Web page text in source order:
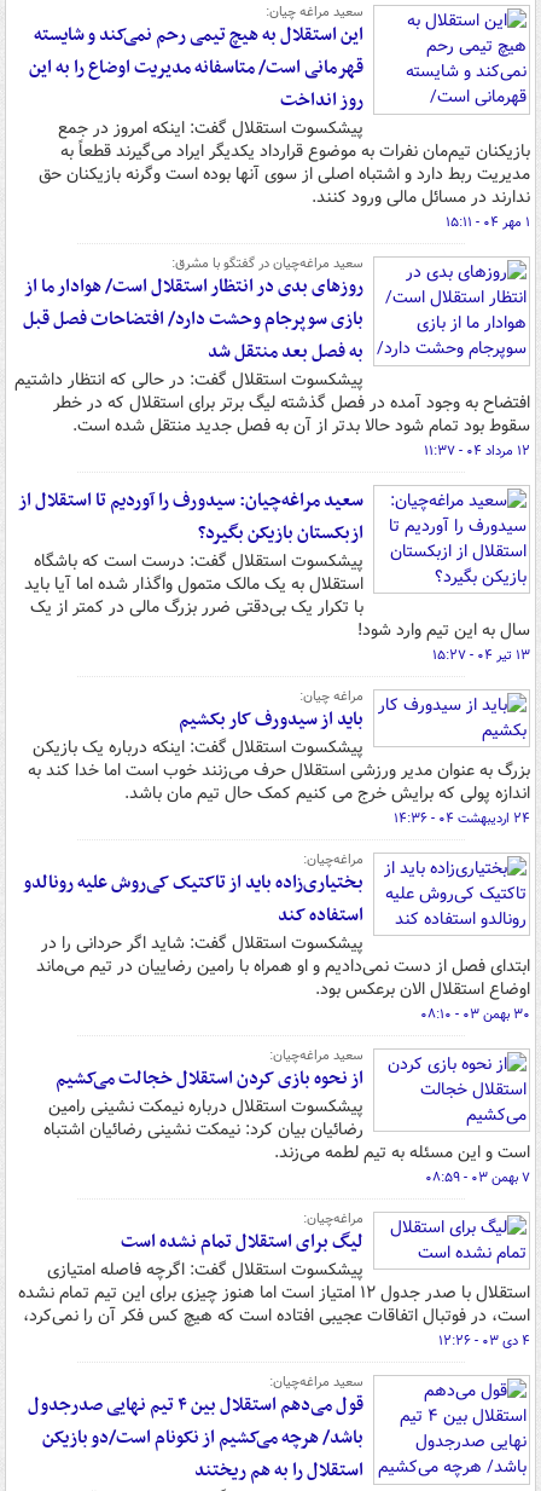
سعید مراغه چیان:
این استقلال به هیچ تیمی رحم نمی‌کند و شایسته
قهرمانی است/ متاسفانه مدیریت اوضاع را به این
روز انداخت
پیشکسوت استقلال گفت: اینکه امروز در جمع
بازیکنان تیم‌مان نفرات به موضوع قرارداد یکدیگر ایراد می‌گیرند قطعاً به
مدیریت ربط دارد و اشتباه اصلی از سوی آنها بوده است وگرنه بازیکنان حق
ندارند در مسائل مالی ورود کنند.
۱ مهر ۰۴ - ۱۵:۱۱
سعید مراغه‌چیان در گفتگو با مشرق:
روزهای بدی در انتظار استقلال است/ هوادار ما از
بازی سوپرجام وحشت دارد/ افتضاحات فصل قبل
به فصل بعد منتقل شد
پیشکسوت استقلال گفت: در حالی که انتظار داشتیم
افتضاح به وجود آمده در فصل گذشته لیگ برتر برای استقلال که در خطر
سقوط بود تمام شود حالا بدتر از آن به فصل جدید منتقل شده است.
۱۲ مرداد ۰۴ - ۱۱:۳۷
سعید مراغه‌چیان: سیدورف را آوردیم تا استقلال از
ازبکستان بازیکن بگیرد؟
پیشکسوت استقلال گفت: درست است که باشگاه
استقلال به یک مالک متمول واگذار شده اما آیا باید
با تکرار یک بی‌دقتی ضرر بزرگ مالی در کمتر از یک
سال به این تیم وارد شود!
۱۳ تیر ۰۴ - ۱۵:۲۷
مراغه چیان:
باید از سیدورف کار بکشیم
پیشکسوت استقلال گفت: اینکه درباره یک بازیکن
بزرگ به عنوان مدیر ورزشی استقلال حرف می‌زنند خوب است اما خدا کند به
اندازه پولی که برایش خرج می کنیم کمک حال تیم مان باشد.
۲۴ اردیبهشت ۰۴ - ۱۴:۳۶
مراغه‌چیان:
بختیاری‌زاده باید از تاکتیک کی‌روش علیه رونالدو
استفاده کند
پیشکسوت استقلال گفت: شاید اگر حردانی را در
ابتدای فصل از دست نمی‌دادیم و او همراه با رامین رضاییان در تیم می‌ماند
اوضاع استقلال الان برعکس بود.
۳۰ بهمن ۰۳ - ۰۸:۱۰
سعید مراغه‌چیان:
از نحوه بازی کردن استقلال خجالت می‌کشیم
پیشکسوت استقلال درباره نیمکت نشینی رامین
رضائیان بیان کرد: نیمکت نشینی رضائیان اشتباه
است و این مسئله به تیم لطمه می‌زند.
۷ بهمن ۰۳ - ۰۸:۵۹
مراغه‌چیان:
لیگ برای استقلال تمام نشده است
پیشکسوت استقلال گفت: اگرچه فاصله امتیازی
استقلال با صدر جدول ۱۲ امتیاز است اما هنوز چیزی برای این تیم تمام نشده
است، در فوتبال اتفاقات عجیبی افتاده است که هیچ کس فکر آن را نمی‌کرد،
۴ دی ۰۳ - ۱۲:۲۶
سعید مراغه‌چیان:
قول می‌دهم استقلال بین ۴ تیم نهایی صدرجدول
باشد/ هرچه می‌کشیم از نکونام است/دو بازیکن
استقلال را به هم ریختند